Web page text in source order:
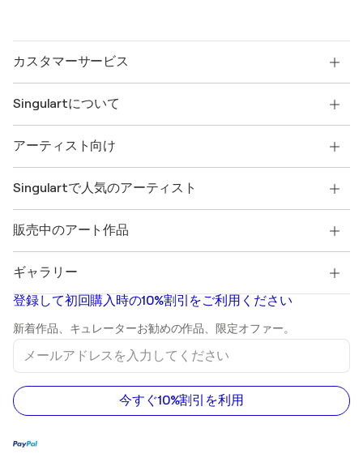
カスタマーサービス
配送
SINGULARTのギフトカード
トレードプログラムに参加
アカウント
購入者保護
+81 120-975-226
Singulartについて
よくあるご質問
提携アーティスト
Singulart Magazine
採用
キュレーションされたオリジナルアートを発見する
アーティスト向け
クリエイターとしてログインする
Singulartで人気のアーティスト
Marc Chagall
Salvador Dalí
Banksy
Mr. Brainwash
Shepard Fairey
販売中のアート作品
販売中の抽象画
風景画
プリント
彫刻
アクリル画
ギャラリー
登録して初回購入時の10%割引をご利用ください
新着作品、キュレーターお勧めの作品、限定オファー。
メ
ル
ア
ド
レ
を
今すぐ10%割引を利用